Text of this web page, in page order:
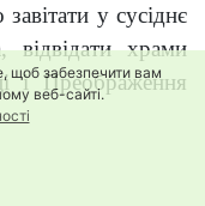
щоб забезпечити вам
веб-сайті.
у сусіднє
храми
і Преображення